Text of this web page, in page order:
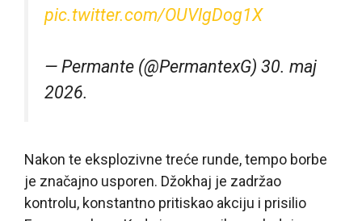
pic.twitter.com/OUVlgDog1X
— Permante (@PermantexG) 30. maj
2026.
Nakon te eksplozivne treće runde, tempo borbe
je značajno usporen. Džokhaj je zadržao
kontrolu, konstantno pritiskao akciju i prisilio